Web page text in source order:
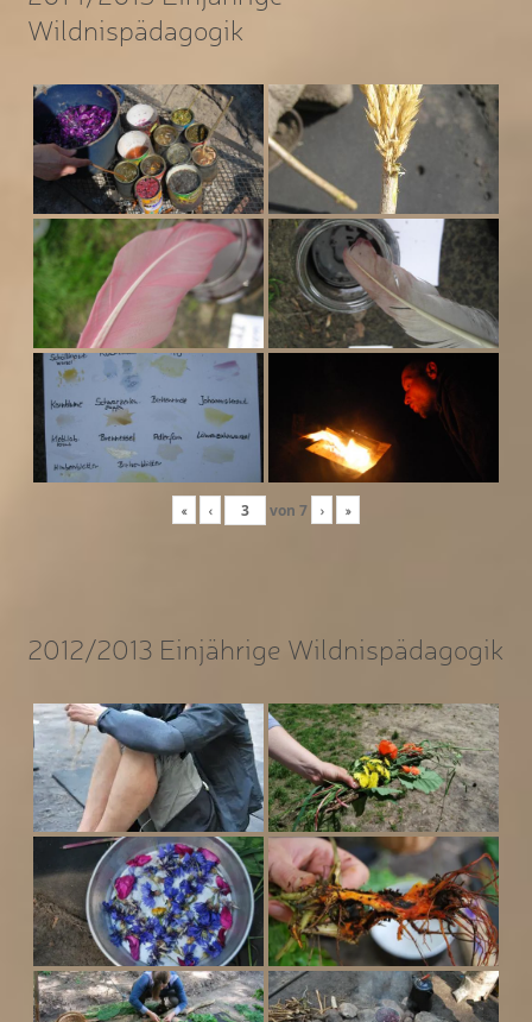
Wildnispädagogik
« ‹ von 7 › »
2012/2013 Einjährige Wildnispädagogik